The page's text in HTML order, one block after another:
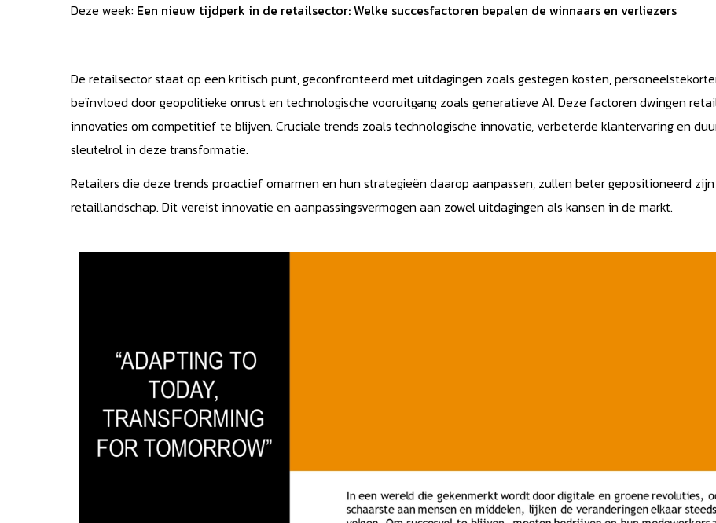
Deze week: Een nieuw tijdperk in de retailsector: Welke succesfactoren bepalen de winnaars en verliezers
De retailsector staat op een kritisch punt, geconfronteerd met uitdagingen zoals gestegen kosten,
beïnvloed door geopolitieke onrust en technologische vooruitgang zoals generatieve AI. Deze factoren dwingen
innovaties om competitief te blijven. Cruciale trends zoals technologische innovatie, verbeterde klantervaring en
sleutelrol in deze transformatie.
Retailers die deze trends proactief omarmen en hun strategieën daarop aanpassen, zullen beter gepositioneerd
retaillandschap. Dit vereist innovatie en aanpassingsvermogen aan zowel uitdagingen als kansen in de markt.